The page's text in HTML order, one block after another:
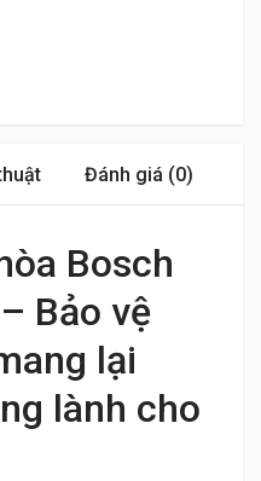
Đánh giá (0)
Bosch
Bảo vệ
lại
lành cho